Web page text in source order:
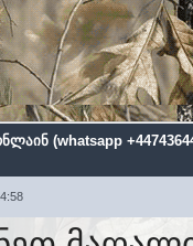
(whatsapp